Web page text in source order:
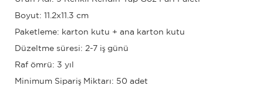
Boyut: 11.2x11.3 cm
Paketleme: karton kutu + ana karton kutu
Düzeltme süresi: 2-7 iş günü
Raf ömrü: 3 yıl
Minimum Sipariş Miktarı: 50 adet